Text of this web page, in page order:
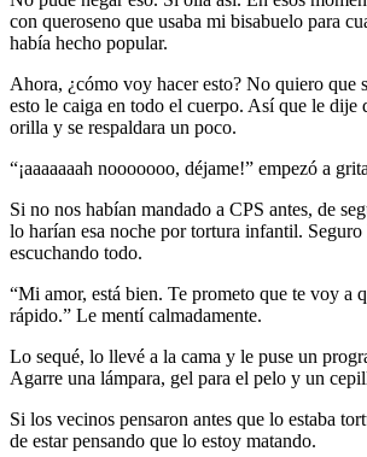
con queroseno que usaba mi bisabuelo para
había hecho popular.
Ahora, ¿cómo voy hacer esto? No quiero que
esto le caiga en todo el cuerpo. Así que le dije
orilla y se respaldara un poco.
“¡aaaaaaah nooooooo, déjame!” empezó a
Si no nos habían mandado a CPS antes, de
lo harían esa noche por tortura infantil. Seguro
escuchando todo.
“Mi amor, está bien. Te prometo que te voy a
rápido.” Le mentí calmadamente.
Lo sequé, lo llevé a la cama y le puse un
Agarre una lámpara, gel para el pelo y un
Si los vecinos pensaron antes que lo estaba
de estar pensando que lo estoy matando.